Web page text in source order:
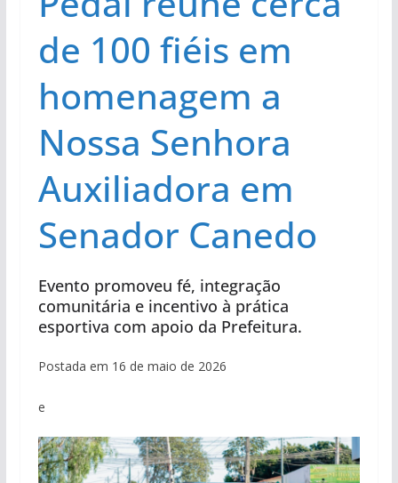
de 100 fiéis em
homenagem a
Nossa Senhora
Auxiliadora em
Senador Canedo
Evento promoveu fé, integração
comunitária e incentivo à prática
esportiva com apoio da Prefeitura.
Postada em 16 de maio de 2026
e